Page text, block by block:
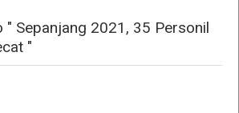
" Sepanjang 2021, 35 Personil
"